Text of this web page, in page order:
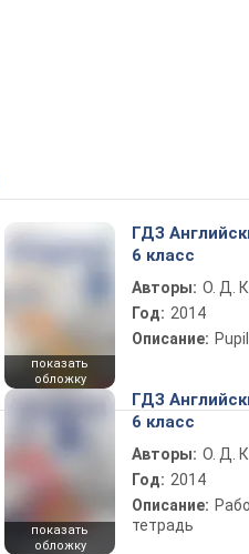
показать
обложку
ГДЗ
6 класс
Авторы: О. Д.
Год: 2014
Описание:
показать
обложку
ГДЗ
6 класс
Авторы: О. Д.
Год: 2014
Описание:
тетрадь